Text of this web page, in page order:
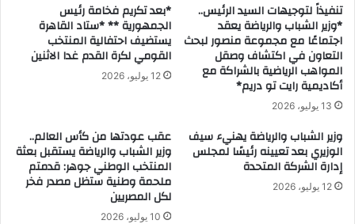
تنفيذاً لتوجيهات السيد الرئيس..
*وزير الشباب والرياضة يعقد
اجتماعًا مع مجموعة منصور لبحث
التعاون في اكتشاف وصقل
المواهب الرياضية بالشراكة مع
أكاديمية رايت تو دريم*
13 يوليو، 2026
*بعد تكريم فخامة رئيس
الجمهورية ** *ستاد القاهرة
يستضيف احتفالية المنتخب
القومي لكرة القدم غدا الاثنين
12 يوليو، 2026
وزير الشباب والرياضة يهنيء سيف
الوزيري بعد تعيينه رئيسًا لمجلس
إدارة الشركة المتحدة
12 يوليو، 2026
عقب عودتها من كأس العالم..
وزير الشباب والرياضة يستقبل بعثة
المنتخب الوطني جوهر: قدمتم
ملحمة وطنية ستظل مصدر فخر
لكل المصريين
10 يوليو، 2026